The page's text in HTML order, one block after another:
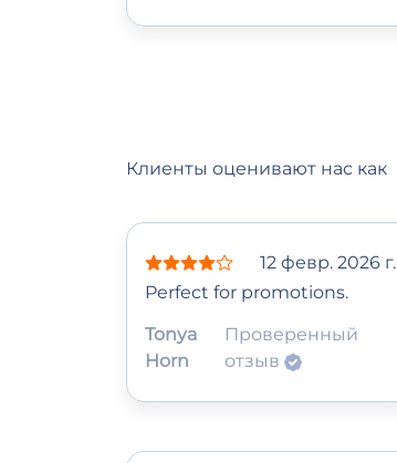
Клиенты оценивают нас как
12 февр. 2026 г.
Perfect for promotions.
Tonya
Horn
Проверенный
отзыв